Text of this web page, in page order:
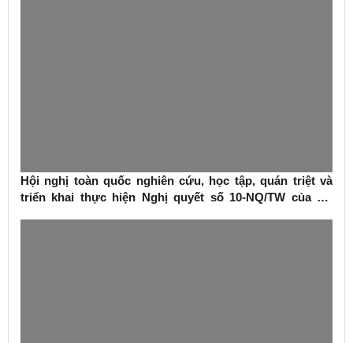
Hội nghị toàn quốc nghiên cứu, học tập, quán triệt và
triển khai thực hiện Nghị quyết số 10-NQ/TW của Bộ